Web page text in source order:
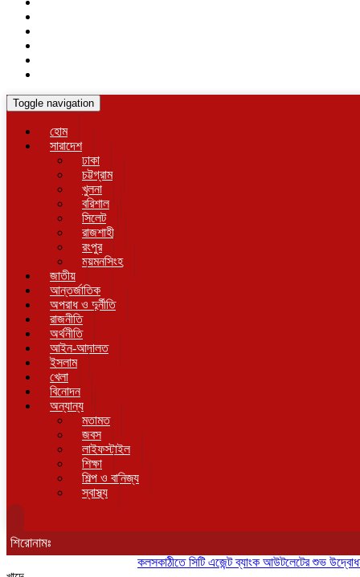
Toggle navigation
হোম
সারাদেশ
ঢাকা
চট্টগ্রাম
খুলনা
বরিশাল
সিলেট
রাজশাহী
রংপুর
ময়মনসিংহ
জাতীয়
আন্তর্জাতিক
অপরাধ ও দুর্নীতি
রাজনীতি
অর্থনীতি
আইন-আদালত
ইসলাম
খেলা
বিনোদন
অন্যান্য
মতামত
জবস
লাইফস্টাইল
শিক্ষা
শিল্প ও বানিজ্য
স্বাস্থ্য
শিরোনামঃ
কলসকাঠীতে সিটি এজেন্ট ব্যাংক আউটলেটের শুভ উদ্বোধন,